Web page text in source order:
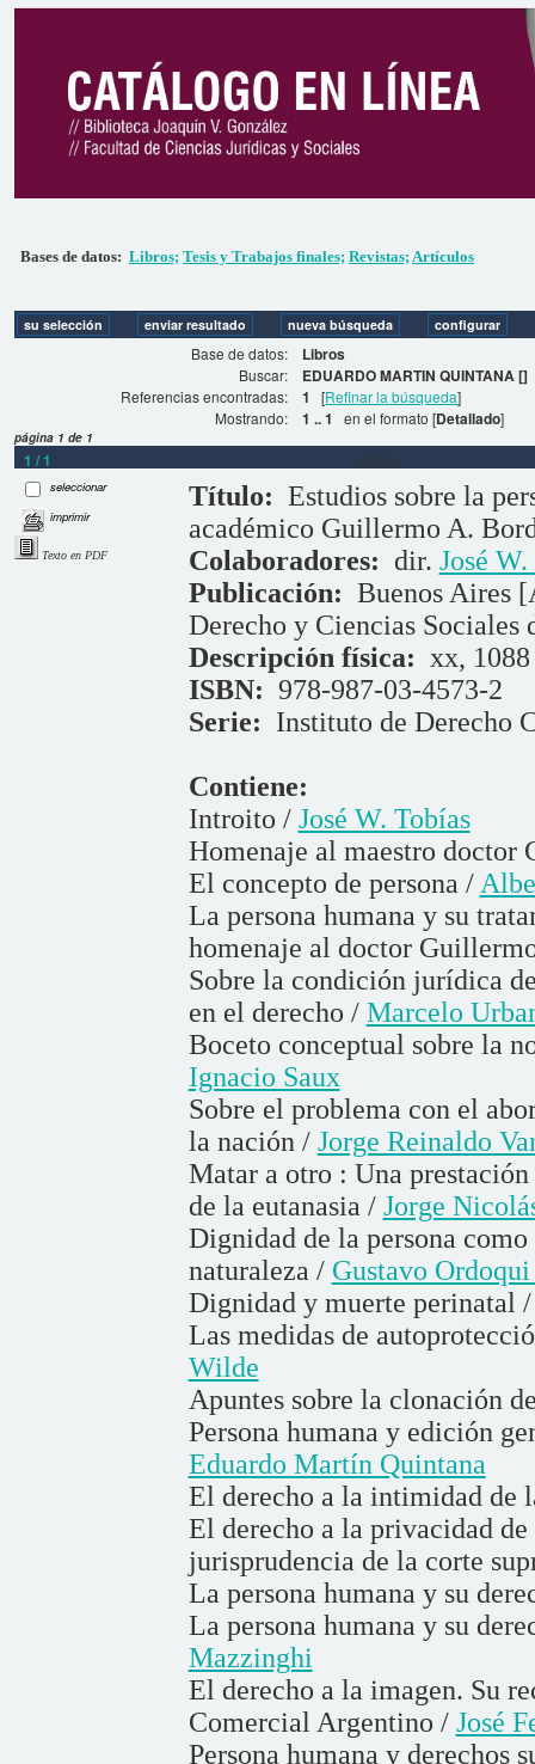
Bases de datos: Libros; Tesis y Trabajos finales; Revistas;Artículos
Base de datos: Libros
Buscar: EDUARDO MARTIN QUINTANA []
Referencias encontradas: 1 [Refinar la búsqueda]
Mostrando:
1 .. 1 en el formato [Detallado]
página 1 de 1
1 / 1 Libros
seleccionar
imprimir
Texto en PDF
Título: Estudios sobre la
académico Guillermo A.
Colaboradores: dir. José
Publicación: Buenos Aires
Derecho y Ciencias Sociales
Descripción física: xx, 1088
ISBN: 978-987-03-4573-2
Serie: Instituto de Derecho
Contiene:
Introito / José W. Tobías
Homenaje al maestro
El concepto de persona /
La persona humana y su
homenaje al doctor
Sobre la condición jurídica
en el derecho / Marcelo
Boceto conceptual sobre la
Ignacio Saux
Sobre el problema con el
la nación / Jorge Reinaldo
Matar a otro : Una
de la eutanasia / Jorge
Dignidad de la persona
naturaleza / Gustavo
Dignidad y muerte perinatal
Las medidas de
Wilde
Apuntes sobre la clonación
Persona humana y edición
Eduardo Martín Quintana
El derecho a la intimidad de
El derecho a la privacidad
jurisprudencia de la corte
La persona humana y su
La persona humana y su
Mazzinghi
El derecho a la imagen. Su
Comercial Argentino / José
Persona humana y derechos